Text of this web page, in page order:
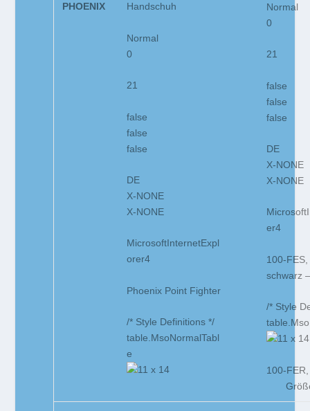
PHOENIX Handschuh
Normal
0
21
false
false
false
DE
X-NONE
X-NONE
MicrosoftInternetExpl
orer4
Phoenix Point Fighter
/* Style Definitions */
table.MsoNormalTabl
e
Normal
0
21
false
false
false
DE
X-NONE
X-NONE
er4
100-
schwarz
/* Style
100-
Größe